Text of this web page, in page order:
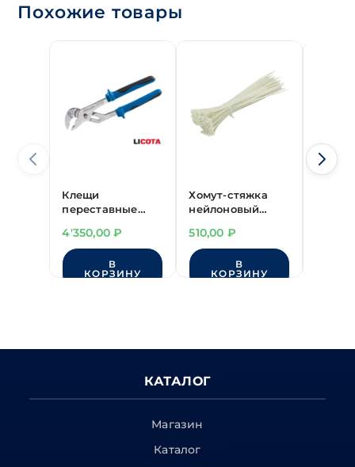
Похожие товары
Клещи
переставные
диагональной
фиксацией
240 мм
4'350,00₽
В
КОРЗИНУ
Хомут-стяжка
нейлоновый
4,5х250 мм
(100шт) "ЗУБР"
510,00 ₽
В
КОРЗИНУ
КАТАЛОГ
Магазин
Каталог